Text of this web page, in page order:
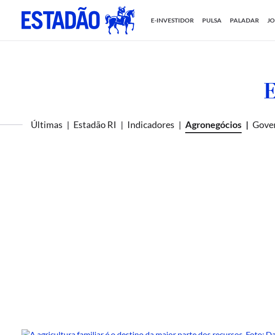
E-INVESTIDOR PULSA PALADAR
Últimas Estadão RI Indicadores Agronegócios